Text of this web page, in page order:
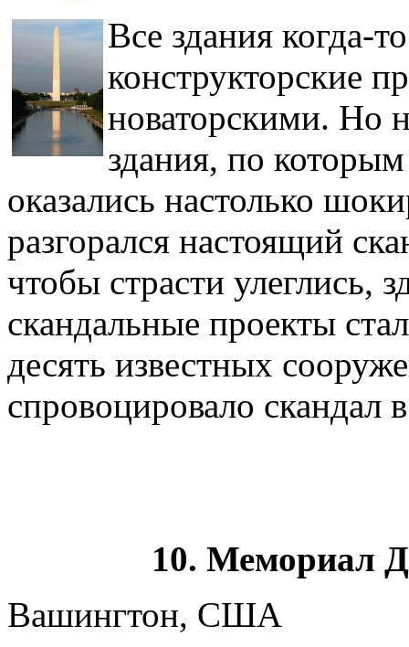
Все здания когда-
конструкторские
новаторскими. Но
здания, по
оказались настолько
разгорался настоящий
чтобы страсти улеглись,
скандальные проекты
десять известных
спровоцировало скандал
10. Мемориал
Вашингтон, США